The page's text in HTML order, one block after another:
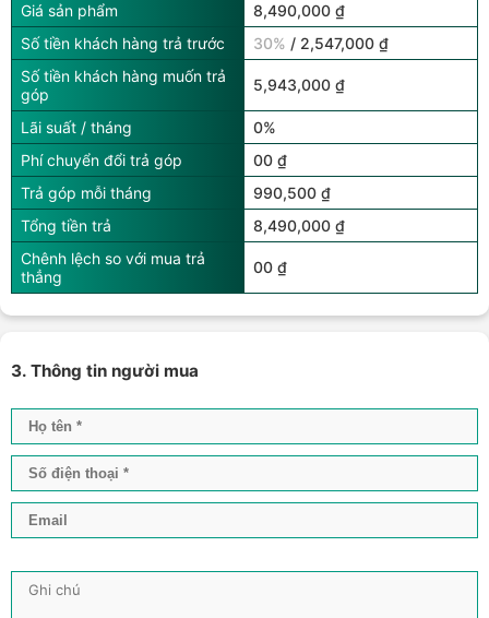
Giá sản phẩm
8,490,000 ₫
Số tiền khách hàng trả trước
30% / 2,547,000 ₫
Số tiền khách hàng muốn trả
góp
5,943,000 ₫
Lãi suất / tháng
0%
Phí chuyển đổi trả góp
00 ₫
Trả góp mỗi tháng
990,500 ₫
Tổng tiền trả
8,490,000 ₫
Chênh lệch so với mua trả
thẳng
00 ₫
3. Thông tin người mua